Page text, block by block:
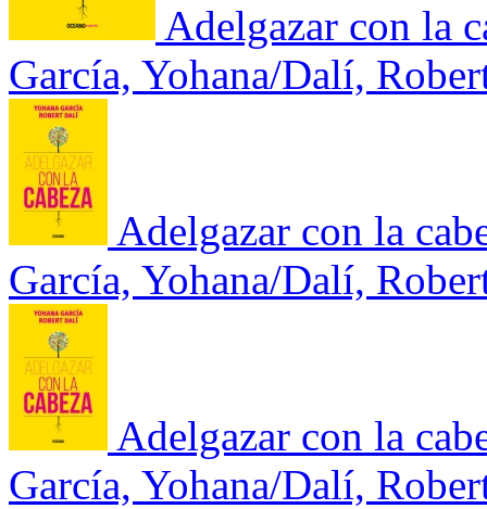
Adelgazar con la
García, Yohana/Dalí,
Adelgazar con la
García, Yohana/Dalí,
Adelgazar con la
García, Yohana/Dalí,